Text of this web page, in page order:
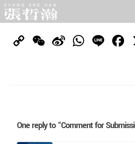
CopyWeChat
Sina Line
One reply to “Comment for